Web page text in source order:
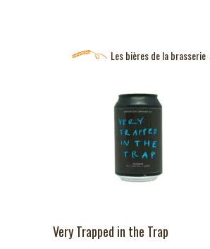
Les bières de la brasserie
Very Trapped in the Trap